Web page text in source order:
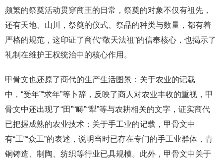
频繁的祭奠活动贯穿商王的日常，祭奠的对象不仅有祖先，
还有天地、山川，祭奠的仪式、祭品的种类与数量，都有着
严格的规范，这印证了商代“敬天法祖”的信奉核心，也揭示了
礼制在维护王权统治中的核心作用。
甲骨文也还原了商代的生产生活图景：关于农业的记载
中，“受年”“求年”等卜辞，反映了商人对农业丰收的重视，甲
骨文中还出现了“田”“畴”“犁”等与农耕相关的文字，证实商代
已把握成熟的农业技术；关于手工业的记载，甲骨文中
有“工”“众工”的表述，说明当时已存在专门的手工业群体，青
铜铸造、制陶、纺织等行业已具规模。此外，甲骨文中关于